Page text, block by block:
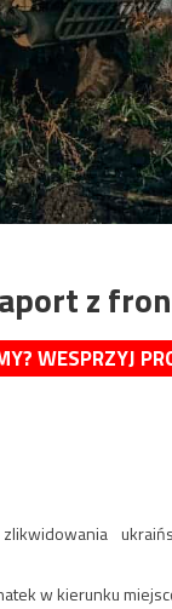
z
WESPRZYJ
w kierunku